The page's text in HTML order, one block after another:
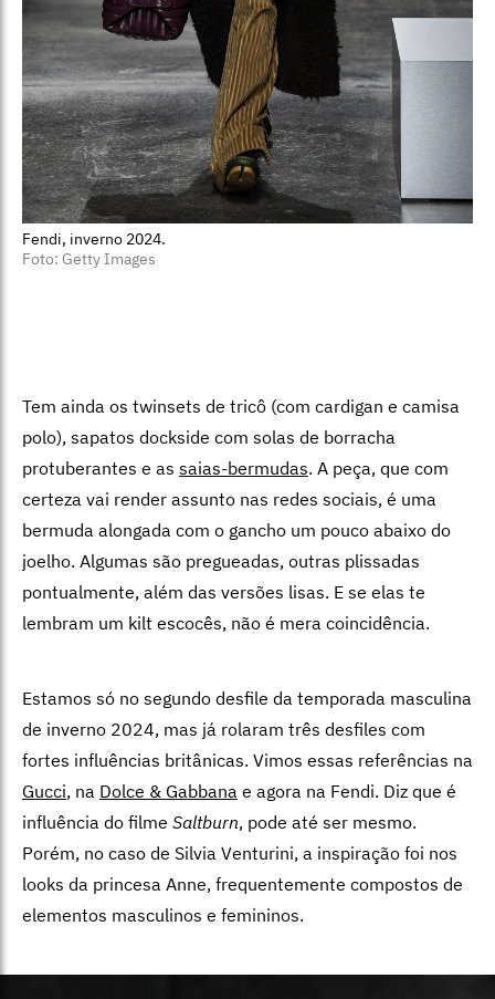
Fendi, inverno 2024.
Foto: Getty Images
Tem ainda os twinsets de tricô (com cardigan e camisa
polo), sapatos dockside com solas de borracha
protuberantes e as saias-bermudas. A peça, que com
certeza vai render assunto nas redes sociais, é uma
bermuda alongada com o gancho um pouco abaixo do
joelho. Algumas são pregueadas, outras plissadas
pontualmente, além das versões lisas. E se elas te
lembram um kilt escocês, não é mera coincidência.
Estamos só no segundo desfile da temporada masculina
de inverno 2024, mas já rolaram três desfiles com
fortes influências britânicas. Vimos essas referências na
Gucci, na Dolce & Gabbana e agora na Fendi. Diz que é
influência do filme Saltburn, pode até ser mesmo.
Porém, no caso de Silvia Venturini, a inspiração foi nos
looks da princesa Anne, frequentemente compostos de
elementos masculinos e femininos.